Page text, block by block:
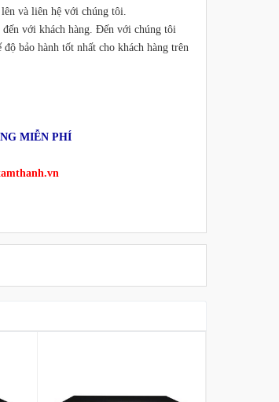
và liên hệ với chúng tôi.
với khách hàng. Đến với chúng tôi
độ bảo hành tốt nhất cho khách hàng trên
MIỄN PHÍ